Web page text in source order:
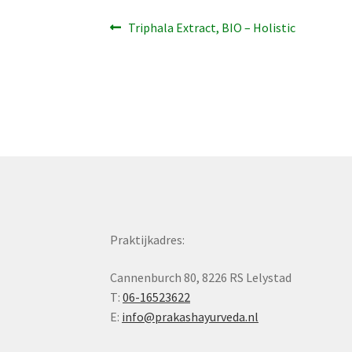
Bericht
Vorig
Triphala Extract, BIO – Holistic
Praktijkadres:
Cannenburch 80, 8226 RS Lelystad
T:06-16523622
E: info@prakashayurveda.nl